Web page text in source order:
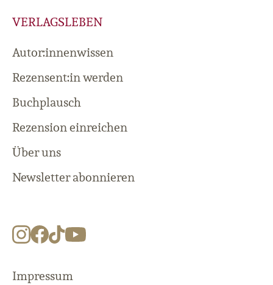
VERLAGSLEBEN
Autor:innenwissen
Rezensent:in werden
Buchplausch
Rezension einreichen
Über uns
Newsletter abonnieren
Impressum